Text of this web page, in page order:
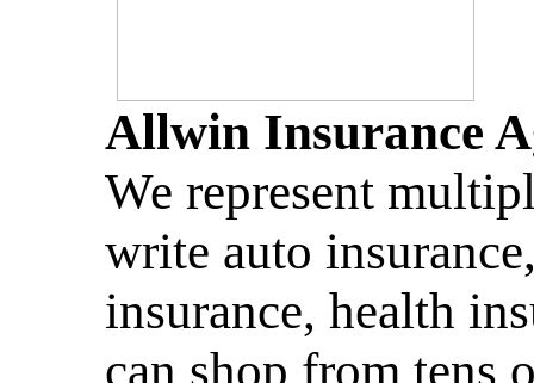
Allwin Insurance
We represent
write auto
insurance, health
can shop from tens